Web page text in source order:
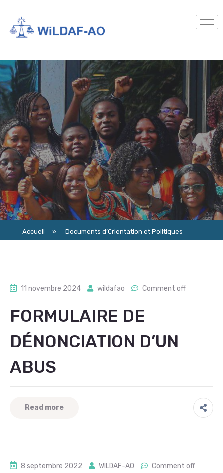
Accueil » Documents d’Orientation et Politiques
11 novembre 2024 wildafao Comment off
FORMULAIRE DE
DÉNONCIATION D’UN
ABUS
Read more
8 septembre 2022 WILDAF-AO Comment off